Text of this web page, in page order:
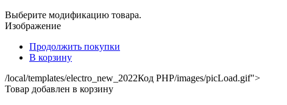
Выберите модификацию товара.
Изображение
Продолжить покупки
В корзину
/local/templates/electro_new_2022Код PHP/images/picLoad.gif">
Товар добавлен в корзину